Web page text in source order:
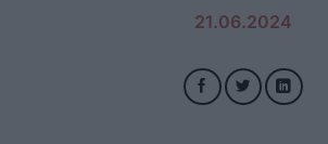
21.06.2024